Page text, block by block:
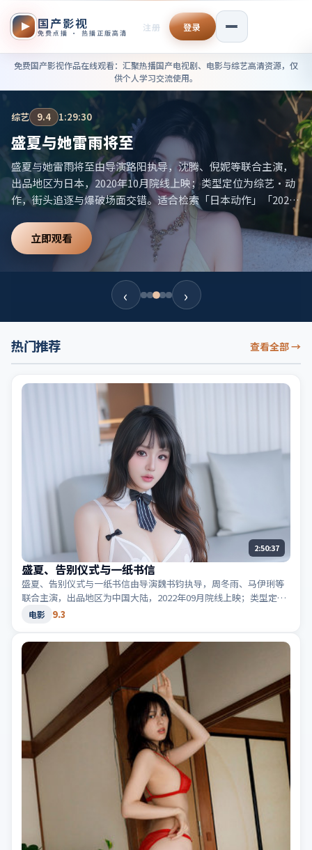
国产影视
免费点播 · 热播正版高清
注册 登录
免费国产影视作品在线观看——
免费国产影视作品在线观看：汇聚热播国产电视剧、电影与综艺高清资源，仅
供个人学习交流使用。
综艺 9.4 1:29:30
盛夏与她雷雨将至
盛夏与她雷雨将至由导演路阳执导，沈腾、倪妮等联合主演，
出品地区为日本，2020年10月院线上映；类型定位为综艺·动
作，街头追逐与爆破场面交错。适合检索「日本动作」「2020
高分综艺」等相关关键词。
立即观看
‹ ›
热门推荐 查看全部→
2:50:37
盛夏、告别仪式与一纸书信
盛夏、告别仪式与一纸书信由导演魏书钧执导，周冬雨、马伊琍等
联合主演，出品地区为中国大陆，2022年09月院线上映；类型定位
为电影·科幻，世界观设定严谨。适合检索「中国大陆科幻」
电影 9.3